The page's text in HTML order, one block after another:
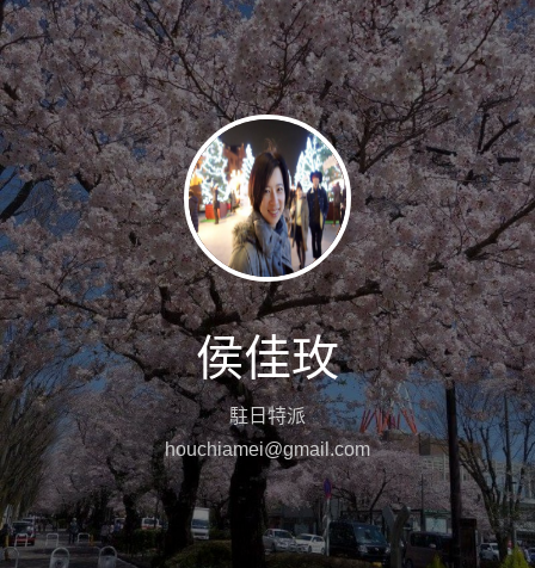
侯佳玫
駐日特派
houchiamei@gmail.com